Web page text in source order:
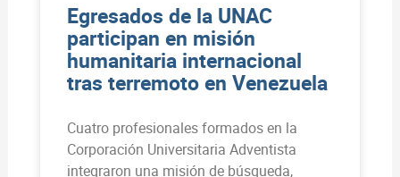
Egresados de la UNAC
participan en misión
humanitaria internacional
tras terremoto en Venezuela
Cuatro profesionales formados en la
Corporación Universitaria Adventista
integraron una misión de búsqueda,